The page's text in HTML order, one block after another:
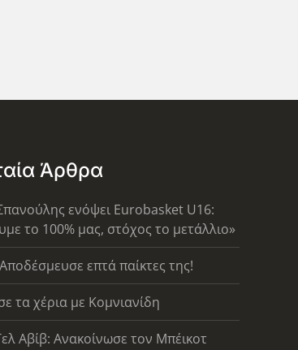
Άρθρα
ενόψει Eurobasket U16:
το 100% μας, στόχος το μετάλλιο»
επτά παίκτες της!
τα χέρια με Κομνιανίδη
Αβίβ: Ανακοίνωσε τον Μπέικοτ